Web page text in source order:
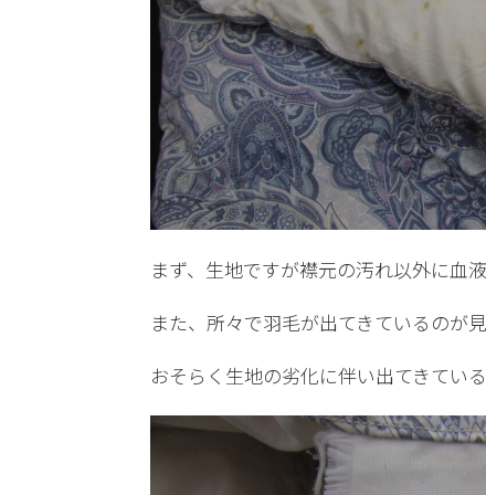
まず、生地ですが襟元の汚れ以外に血
また、所々で羽毛が出てきているのが
おそらく生地の劣化に伴い出てきている